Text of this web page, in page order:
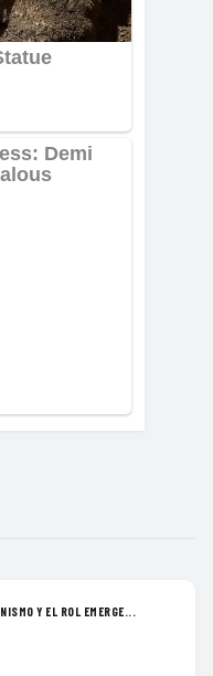
Y EL ROL EMERGE...